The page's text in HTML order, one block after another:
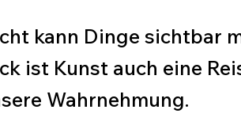
kann Dinge sichtbar
ist Kunst auch eine
Wahrnehmung.